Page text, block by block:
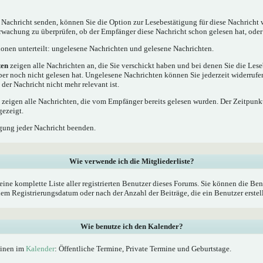
senden, können Sie die Option zur Lesebestätigung für diese Nachricht
zu überprüfen, ob der Empfänger diese Nachricht schon gelesen hat,
unterteilt: ungelesene Nachrichten und gelesene Nachrichten.
zeigen alle Nachrichten an, die Sie verschickt haben und bei denen Sie die
noch nicht gelesen hat. Ungelesene Nachrichten können Sie jederzeit
Nachricht nicht mehr relevant ist.
zeigen alle Nachrichten, die vom Empfänger bereits gelesen wurden. Der
jeder Nachricht beenden.
Wie verwende ich die Mitgliederliste?
komplette Liste aller registrierten Benutzer dieses Forums. Sie können die
Registrierungsdatum oder nach der Anzahl der Beiträge, die ein Benutzer
Wie benutze ich den Kalender?
im Kalender: Öffentliche Termine, Private Termine und Geburtstage.